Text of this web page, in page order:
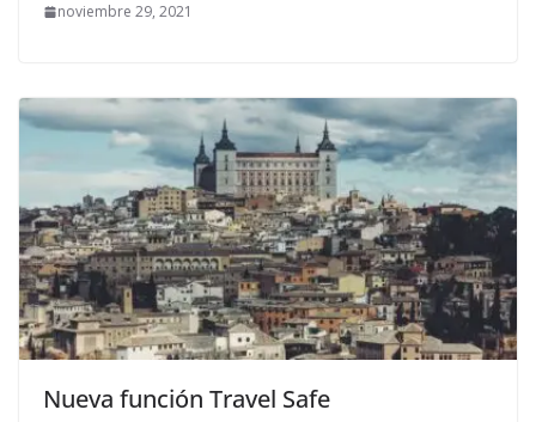
noviembre 29, 2021
Nueva función Travel Safe